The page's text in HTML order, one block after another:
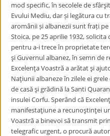
mod specific, în secolele de
Evului Mediu, dar și legătura cu
aromânii și albanezii sunt frați
Stoica, pe 25 aprilie 1932,
pentru a-i trece în proprietate
şi Guvernul albanez, în semn
Excelenţa Voastră a arătat şi
Naţiunii albaneze în zilele ei
de casă şi grădină la Santi
insulei Corfu. Sperând că
manifestaţiune a recunoştinţei
Voastră a binevoi să transmit
telegrafic urgent, o procură